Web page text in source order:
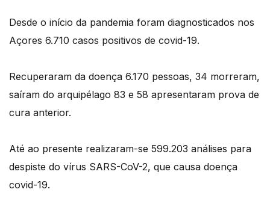
Desde o início da pandemia foram diagnosticados nos
Açores 6.710 casos positivos de covid-19.
Recuperaram da doença 6.170 pessoas, 34 morreram,
saíram do arquipélago 83 e 58 apresentaram prova de
cura anterior.
Até ao presente realizaram-se 599.203 análises para
despiste do vírus SARS-CoV-2, que causa doença
covid-19.